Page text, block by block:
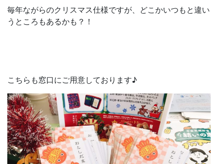
毎年ながらのクリスマス仕様ですが、どこかいつもと違い
うところもあるかも？！
こちらも窓口にご用意しております♪